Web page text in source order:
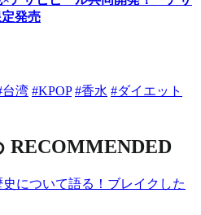
発売
台湾 #KPOP #香水 #ダイエット
RECOMMENDED